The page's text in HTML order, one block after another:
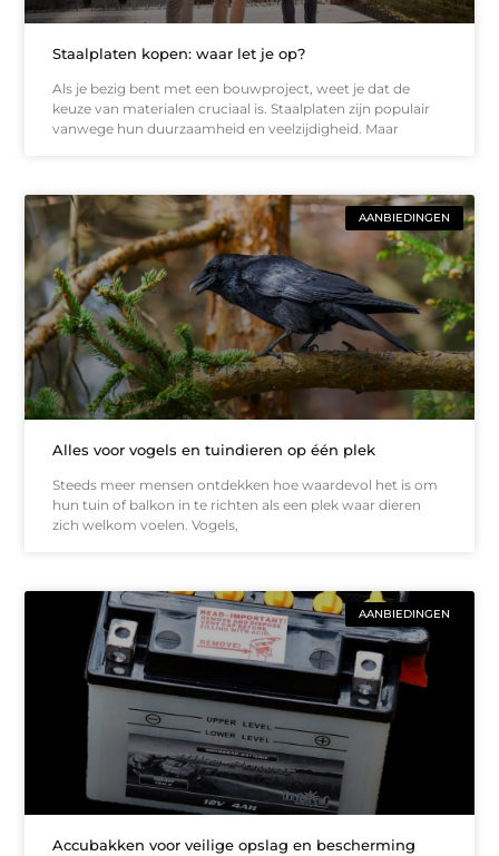
Staalplaten kopen: waar let je op?
Als je bezig bent met een bouwproject, weet je dat de
keuze van materialen cruciaal is. Staalplaten zijn populair
vanwege hun duurzaamheid en veelzijdigheid. Maar
AANBIEDINGEN
Alles voor vogels en tuindieren op één plek
Steeds meer mensen ontdekken hoe waardevol het is om
hun tuin of balkon in te richten als een plek waar dieren
zich welkom voelen. Vogels,
AANBIEDINGEN
Accubakken voor veilige opslag en bescherming